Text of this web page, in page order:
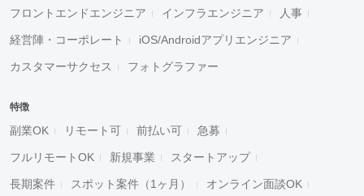
フロントエンドエンジニア インフラエンジニア 人事
経営陣・コーポレート iOS/Androidアプリエンジニア
カスタマーサクセス フォトグラファー
特徴
副業OK リモート可 前払い可 急募
フルリモートOK 新規事業 スタートアップ
長期案件 スポット案件（1ヶ月） オンライン面談OK